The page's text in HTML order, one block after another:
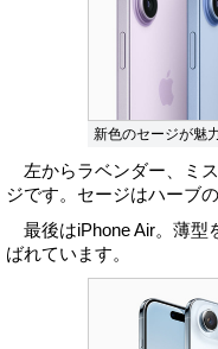
新色のセージが魅
左からラベンダー、ミ
ジです。セージはハーブ
最後はiPhone Air。薄型
ばれています。